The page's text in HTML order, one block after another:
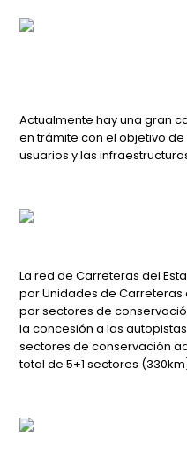
Actualmente hay una gran
en trámite con el objetivo
usuarios y las
La red de Carreteras del
por Unidades de
por sectores de
la concesión a las
sectores de conservación
total de 5+1 sectores